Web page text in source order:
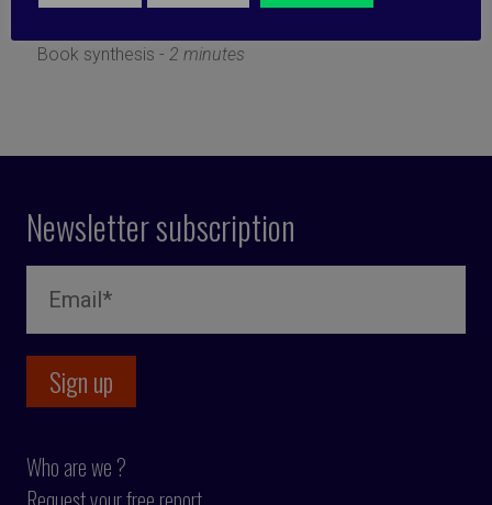
Book synthesis - 2 minutes
Newsletter subscription
Who are we ?